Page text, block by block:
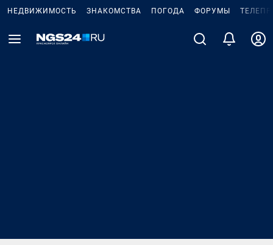
НЕДВИЖИМОСТЬ ЗНАКОМСТВА ПОГОДА ФОРУМЫ